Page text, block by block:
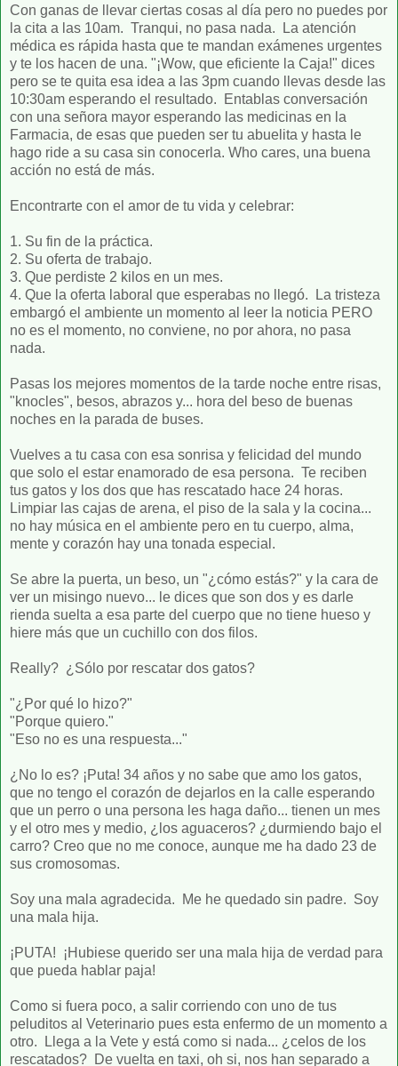
Con ganas de llevar ciertas cosas al día pero no puedes por
la cita a las 10am. Tranqui, no pasa nada. La atención
médica es rápida hasta que te mandan exámenes urgentes
y te los hacen de una. "¡Wow, que eficiente la Caja!" dices
pero se te quita esa idea a las 3pm cuando llevas desde las
10:30am esperando el resultado. Entablas conversación
con una señora mayor esperando las medicinas en la
Farmacia, de esas que pueden ser tu abuelita y hasta le
hago ride a su casa sin conocerla. Who cares, una buena
acción no está de más.
Encontrarte con el amor de tu vida y celebrar:
1. Su fin de la práctica.
2. Su oferta de trabajo.
3. Que perdiste 2 kilos en un mes.
4. Que la oferta laboral que esperabas no llegó. La tristeza
embargó el ambiente un momento al leer la noticia PERO
no es el momento, no conviene, no por ahora, no pasa
nada.
Pasas los mejores momentos de la tarde noche entre risas,
"knocles", besos, abrazos y... hora del beso de buenas
noches en la parada de buses.
Vuelves a tu casa con esa sonrisa y felicidad del mundo
que solo el estar enamorado de esa persona. Te reciben
tus gatos y los dos que has rescatado hace 24 horas.
Limpiar las cajas de arena, el piso de la sala y la cocina...
no hay música en el ambiente pero en tu cuerpo, alma,
mente y corazón hay una tonada especial.
Se abre la puerta, un beso, un "¿cómo estás?" y la cara de
ver un misingo nuevo... le dices que son dos y es darle
rienda suelta a esa parte del cuerpo que no tiene hueso y
hiere más que un cuchillo con dos filos.
Really? ¿Sólo por rescatar dos gatos?
"¿Por qué lo hizo?"
"Porque quiero."
"Eso no es una respuesta..."
¿No lo es? ¡Puta! 34 años y no sabe que amo los gatos,
que no tengo el corazón de dejarlos en la calle esperando
que un perro o una persona les haga daño... tienen un mes
y el otro mes y medio, ¿los aguaceros? ¿durmiendo bajo el
carro? Creo que no me conoce, aunque me ha dado 23 de
sus cromosomas.
Soy una mala agradecida. Me he quedado sin padre. Soy
una mala hija.
¡PUTA! ¡Hubiese querido ser una mala hija de verdad para
que pueda hablar paja!
Como si fuera poco, a salir corriendo con uno de tus
peluditos al Veterinario pues esta enfermo de un momento a
otro. Llega a la Vete y está como si nada... ¿celos de los
rescatados? De vuelta en taxi, oh si, nos han separado a